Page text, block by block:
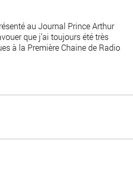
au Journal Prince Arthur
que j’ai toujours été très
à la Première Chaine de Radio